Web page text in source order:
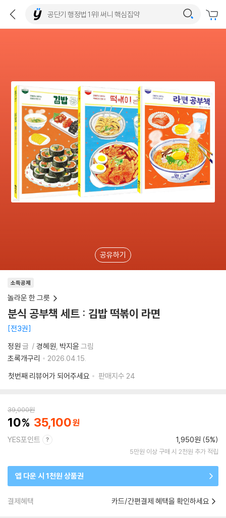
공유하기
소득공제
놀라운 한 그릇
분식 공부책 세트 : 김밥 떡볶이 라면
전3권
정원 글 경혜원 박지윤 그림
초록개구리
2026.04.15.
첫번째 리뷰어가 되어주세요
판매지수 24
39,000원
10 35,100
YES포인트 1,950원 (5%)
5만원 이상 구매 시 2천원 추가 적립
앱 다운 시 1천원 상품권
결제혜택 카드/간편결제 혜택을 확인하세요